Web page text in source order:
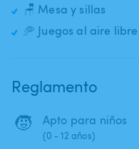
🪑 Mesa y sillas
🥏 Juegos al aire libre
Reglamento
🧒 Apto para niños
(0 - 12 años)